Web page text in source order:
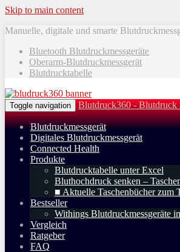
Skip to main content
Manuelle, digitale und smarte
Bluetooth Blutdruckmessgeräte
Oberarm-Blutdruckmessgerät
Blutdrucktabelle
Toggle navigation Blutdruck360 - Blutdruck
Blutdruckmessgerät
Digitales Blutdruckmessgerät
Connected Health
Produkte
Blutdrucktabelle unter Excel
Bluthochdruck senken –
■ Aktuelle Taschenbücher zum
Bestseller
Withings Blutdruckmessgeräte
Vergleich
Ratgeber
FAQ